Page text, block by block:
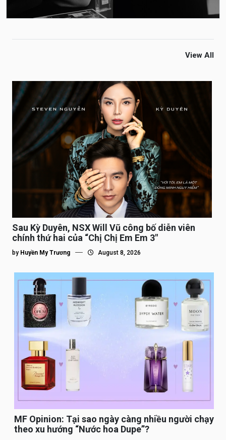
View All
Sau Kỳ Duyên, NSX Will Vũ công bố diễn viên
chính thứ hai của “Chị Chị Em Em 3″
by Huyền My Trương August 8, 2026
MF Opinion: Tại sao ngày càng nhiều người chạy
theo xu hướng “Nước hoa Dupe”?